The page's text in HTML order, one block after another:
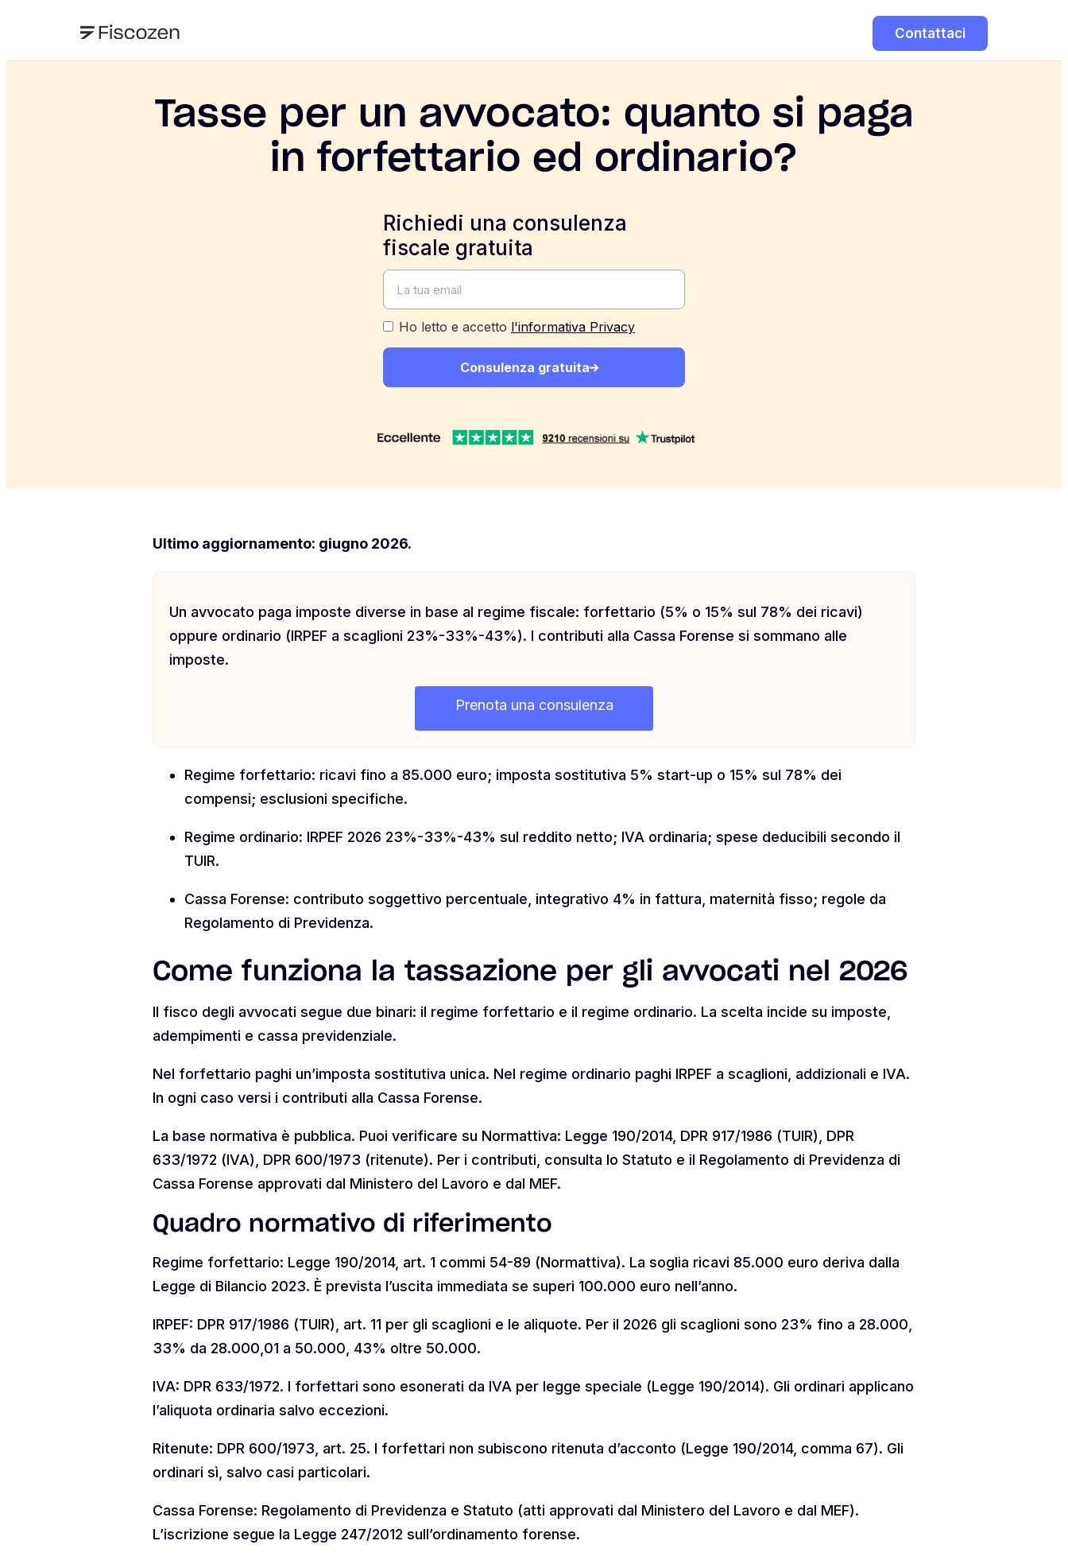
Contattaci
Tasse per un avvocato: quanto si paga
in forfettario ed ordinario?
Richiedi una consulenza
fiscale gratuita
Ho letto e accetto l'informativa Privacy
Consulenza gratuita
Ultimo aggiornamento: giugno 2026.
Un avvocato paga imposte diverse in base al regime fiscale: forfettario (5% o 15% sul 78% dei ricavi)
oppure ordinario (IRPEF a scaglioni 23%-33%-43%). I contributi alla Cassa Forense si sommano alle
imposte.
Prenota una consulenza
Regime forfettario: ricavi fino a 85.000 euro; imposta sostitutiva 5% start-up o 15% sul 78% dei
compensi; esclusioni specifiche.
Regime ordinario: IRPEF 2026 23%-33%-43% sul reddito netto; IVA ordinaria; spese deducibili secondo il
TUIR.
Cassa Forense: contributo soggettivo percentuale, integrativo 4% in fattura, maternità fisso; regole da
Regolamento di Previdenza.
Come funziona la tassazione per gli avvocati nel 2026
Il fisco degli avvocati segue due binari: il regime forfettario e il regime ordinario. La scelta incide su imposte,
adempimenti e cassa previdenziale.
Nel forfettario paghi un’imposta sostitutiva unica. Nel regime ordinario paghi IRPEF a scaglioni, addizionali e IVA.
In ogni caso versi i contributi alla Cassa Forense.
La base normativa è pubblica. Puoi verificare su Normattiva: Legge 190/2014, DPR 917/1986 (TUIR), DPR
633/1972 (IVA), DPR 600/1973 (ritenute). Per i contributi, consulta lo Statuto e il Regolamento di Previdenza di
Cassa Forense approvati dal Ministero del Lavoro e dal MEF.
Quadro normativo di riferimento
Regime forfettario: Legge 190/2014, art. 1 commi 54-89 (Normattiva). La soglia ricavi 85.000 euro deriva dalla
Legge di Bilancio 2023. È prevista l’uscita immediata se superi 100.000 euro nell’anno.
IRPEF: DPR 917/1986 (TUIR), art. 11 per gli scaglioni e le aliquote. Per il 2026 gli scaglioni sono 23% fino a 28.000,
33% da 28.000,01 a 50.000, 43% oltre 50.000.
IVA: DPR 633/1972. I forfettari sono esonerati da IVA per legge speciale (Legge 190/2014). Gli ordinari applicano
l’aliquota ordinaria salvo eccezioni.
Ritenute: DPR 600/1973, art. 25. I forfettari non subiscono ritenuta d’acconto (Legge 190/2014, comma 67). Gli
ordinari sì, salvo casi particolari.
Cassa Forense: Regolamento di Previdenza e Statuto (atti approvati dal Ministero del Lavoro e dal MEF).
L’iscrizione segue la Legge 247/2012 sull’ordinamento forense.